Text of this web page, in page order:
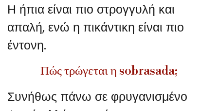
Η ήπια είναι πιο στρογγυλή και
απαλή, ενώ η πικάντικη είναι πιο
έντονη.
Πώς τρώγεται η sobrasada;
Συνήθως πάνω σε φρυγανισμένο